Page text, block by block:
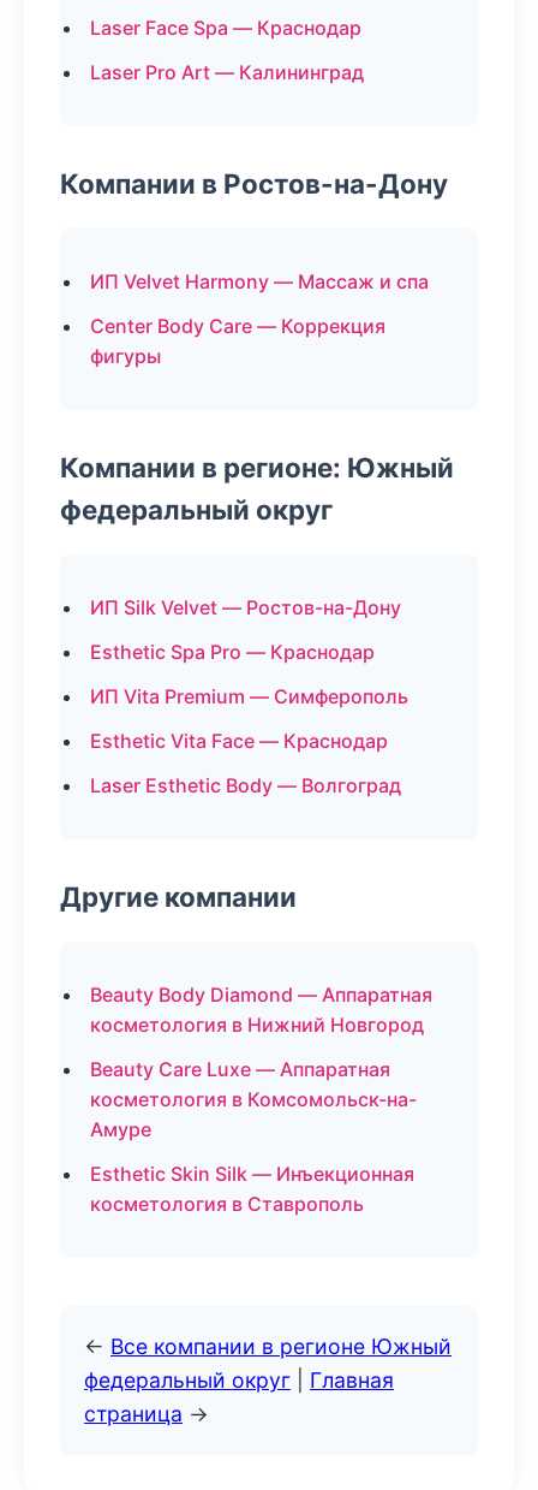
Laser Face Spa — Краснодар
Laser Pro Art — Калининград
Компании в Ростов-на-Дону
ИП Velvet Harmony — Массаж и спа
Center Body Care — Коррекция
фигуры
Компании в регионе: Южный
федеральный округ
ИП Silk Velvet — Ростов-на-Дону
Esthetic Spa Pro — Краснодар
ИП Vita Premium — Симферополь
Esthetic Vita Face — Краснодар
Laser Esthetic Body — Волгоград
Другие компании
Beauty Body Diamond — Аппаратная
косметология в Нижний Новгород
Beauty Care Luxe — Аппаратная
косметология в Комсомольск-на-
Амуре
Esthetic Skin Silk — Инъекционная
косметология в Ставрополь
← Все компании в регионе Южный
федеральный округ
Главная
страница →